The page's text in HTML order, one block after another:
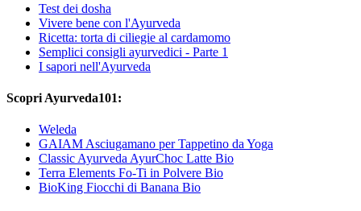
Test dei dosha
Vivere bene con l'Ayurveda
Ricetta: torta di ciliegie al cardamomo
Semplici consigli ayurvedici - Parte 1
I sapori nell'Ayurveda
Scopri Ayurveda101:
Weleda
GAIAM Asciugamano per Tappetino da Yoga
Classic Ayurveda AyurChoc Latte Bio
Terra Elements Fo-Ti in Polvere Bio
BioKing Fiocchi di Banana Bio